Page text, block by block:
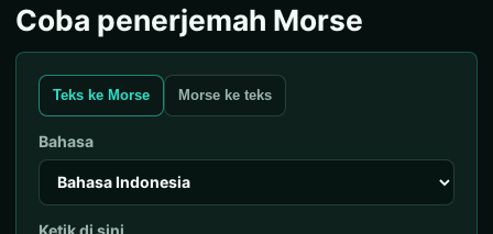
Coba penerjemah Morse
Teks ke Morse Morse ke teks
Bahasa
Ketik di sini